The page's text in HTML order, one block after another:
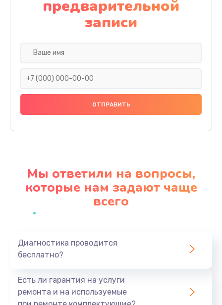
Заказать
Замена праймера
1000 руб.
Заказать
Профилактическая чистка
Заказать
предварительной
записи
Мы ответили на вопросы,
которые нам задают чаще
всего
Диагностика проводится
бесплатно?
Есть ли гарантия на услуги
ремонта и на используемые